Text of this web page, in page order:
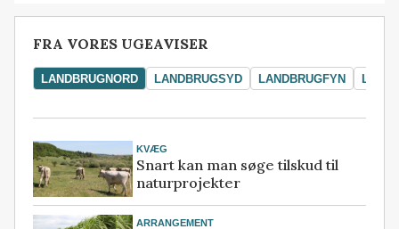
FRA VORES UGEAVISER
LANDBRUGNORD LANDBRUGSYD LANDBRUGFYN
KVÆG
Snart kan man søge tilskud til
naturprojekter
ARRANGEMENT